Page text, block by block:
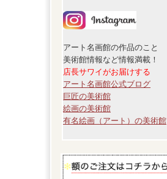
アート名画館の作品のこと
美術館情報など情報満載！
店長サワイがお届けする
アート名画館公式ブログ
巨匠の美術館
絵画の美術館
有名絵画（アート）の美術館